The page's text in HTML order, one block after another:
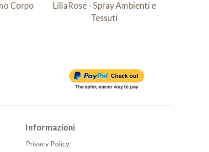
Corpo
LillaRose - Spray Ambienti e
Tessuti
Informazioni
Privacy Policy